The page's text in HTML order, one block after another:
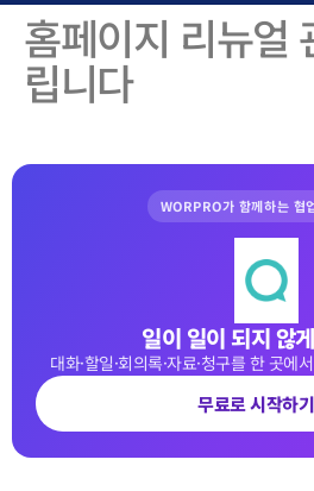
홈페이지 리뉴얼
립니다
WORPRO가 함께하는 협
일이 일이 되지 않
대화·할일·회의록·자료·청구를 한 곳
무료로 시작하